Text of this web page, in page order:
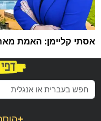
אסתי קליימן: האמת